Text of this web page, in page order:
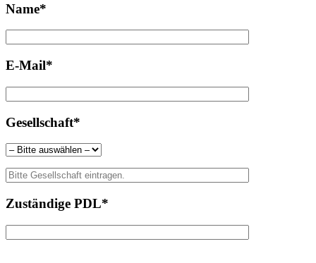
Name*
E-Mail*
Gesellschaft*
Zuständige PDL*